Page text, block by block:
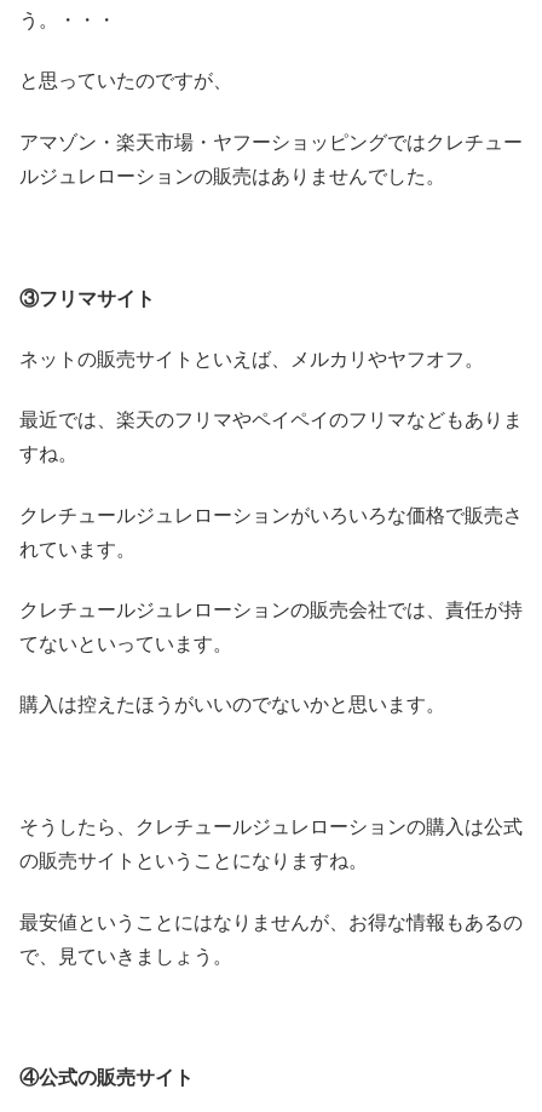
う。・・・
と思っていたのですが、
アマゾン・楽天市場・ヤフーショッピングではクレチュー
ルジュレローションの販売はありませんでした。
③フリマサイト
ネットの販売サイトといえば、メルカリやヤフオフ。
最近では、楽天のフリマやペイペイのフリマなどもありま
すね。
クレチュールジュレローションがいろいろな価格で販売さ
れています。
クレチュールジュレローションの販売会社では、責任が持
てないといっています。
購入は控えたほうがいいのでないかと思います。
そうしたら、クレチュールジュレローションの購入は公式
の販売サイトということになりますね。
最安値ということにはなりませんが、お得な情報もあるの
で、見ていきましょう。
④公式の販売サイト